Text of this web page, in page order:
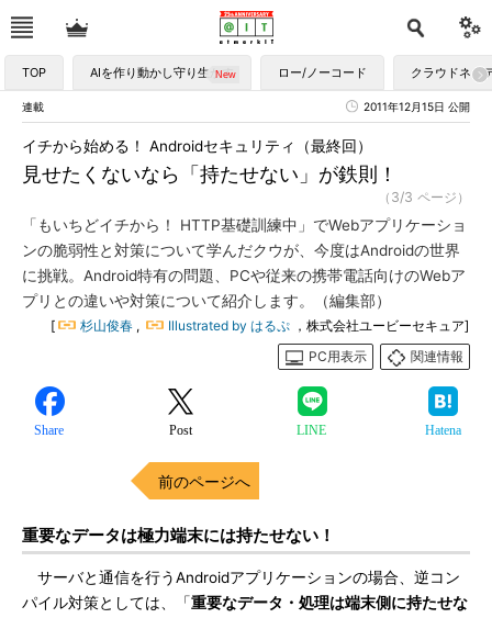
TOP AIを作り動かし守り生かす ロー/ノーコード クラウドネイ
連載 2011年12月15日 公開
見せたくないなら「持たせない」が鉄則！
イチから始める！ Androidセキュリティ（最終回）
（3/3 ページ）
「もいちどイチから！ HTTP基礎訓練中」でWebアプリケーショ
ンの脆弱性と対策について学んだクウが、今度はAndroidの世界
に挑戦。Android特有の問題、PCや従来の携帯電話向けのWebア
プリとの違いや対策について紹介します。（編集部）
[ 杉山俊春 , Illustrated by はるぷ ，株式会社ユービーセキュア]
PC用表示
関連情報
Share Post LINE Hatena
前のページへ
重要なデータは極力端末には持たせない！
サーバと通信を行うAndroidアプリケーションの場合、逆コン
パイル対策としては、「重要なデータ・処理は端末側に持たせな